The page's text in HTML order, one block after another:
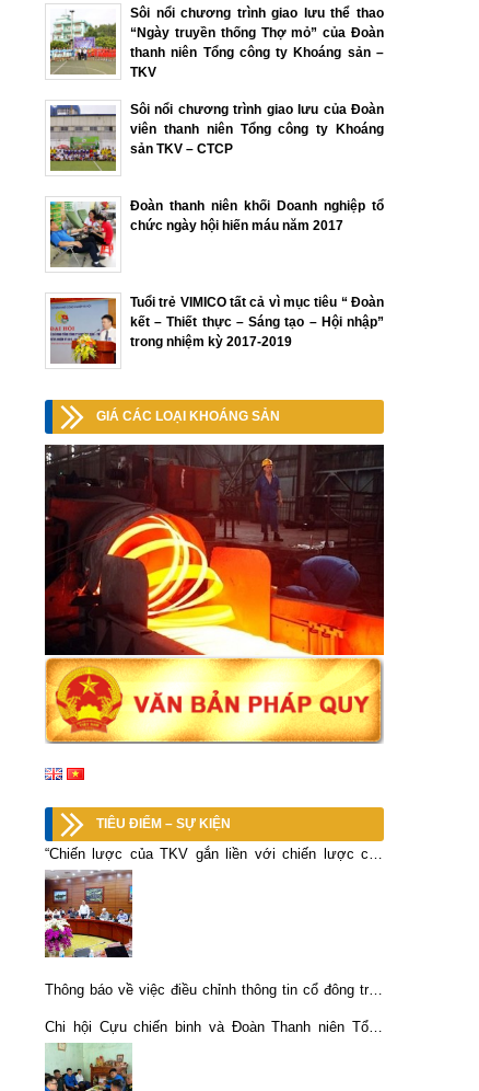
Sôi nổi chương trình giao lưu thể thao
“Ngày truyền thống Thợ mỏ” của Đoàn
thanh niên Tổng công ty Khoáng sản –
TKV
Sôi nổi chương trình giao lưu của Đoàn
viên thanh niên Tổng công ty Khoáng
sản TKV – CTCP
Đoàn thanh niên khối Doanh nghiệp tổ
chức ngày hội hiến máu năm 2017
Tuổi trẻ VIMICO tất cả vì mục tiêu “ Đoàn
kết – Thiết thực – Sáng tạo – Hội nhập”
trong nhiệm kỳ 2017-2019
GIÁ CÁC LOẠI KHOÁNG SẢN
TIÊU ĐIỂM – SỰ KIỆN
“Chiến lược của TKV gắn liền với chiến lược của
Lào Cai…”
Thông báo về việc điều chỉnh thông tin cổ đông trên
Chi hội Cựu chiến binh và Đoàn Thanh niên Tổng
công ty tổ chức hoạt động tri ân các Anh hùng liệt sĩ